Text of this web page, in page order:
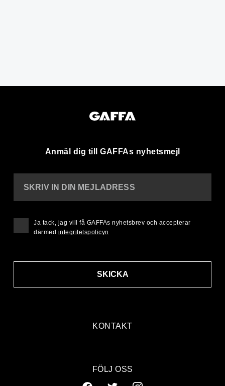
Anmäl dig till GAFFAs nyhetsmejl
KONTAKT
SKRIV IN DIN MEJLADRESS
SKICKA
Ja tack, jag vill få GAFFAs nyhetsbrev och accepterar
därmed integritetspolicyn
FÖLJ OSS